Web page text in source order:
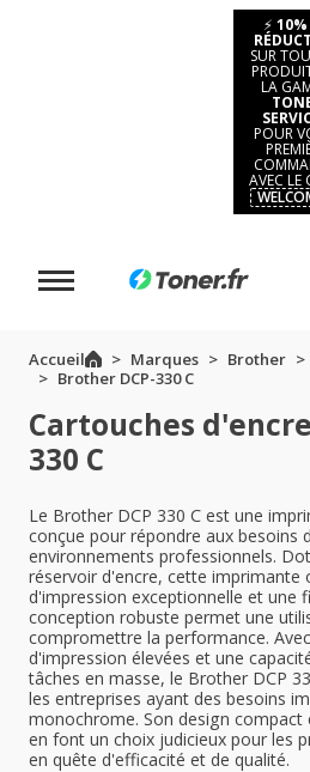
⚡ 10%
SUR
LA
POUR
AVEC LE
Accueil Marques Brother
Brother DCP-330 C
Cartouches
330 C
Le Brother DCP 330 C est une
conçue pour répondre aux besoins
environnements professionnels.
réservoir d'encre, cette imprimante
d'impression exceptionnelle et une
conception robuste permet une
compromettre la performance.
d'impression élevées et une
tâches en masse, le Brother DCP
les entreprises ayant des besoins
monochrome. Son design compact
en font un choix judicieux pour les
en quête d'efficacité et de qualité.